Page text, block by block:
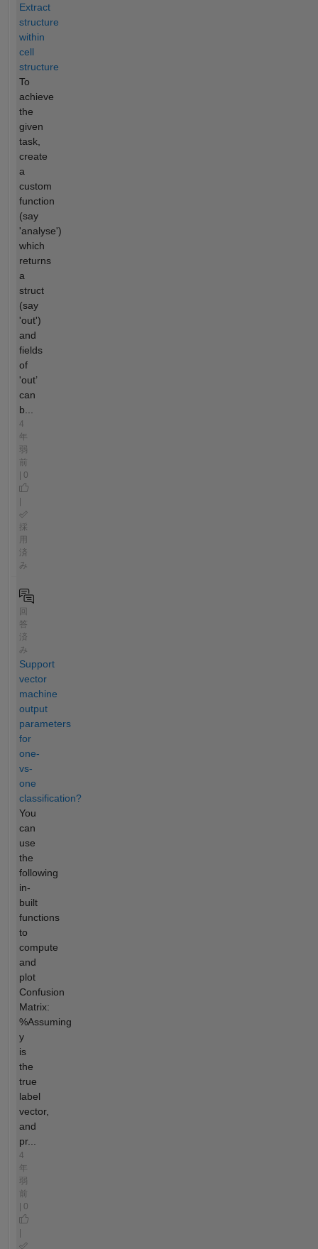
Extract
structure
within
cell
structure
To
achieve
the
given
task,
create
a
custom
function
(say
'analyse')
which
returns
a
struct
(say
'out')
and
fields
of
'out’
can
b...
4
年
弱
前
| 0
|
採
用
済
み
回
答
済
み
Support
vector
machine
output
parameters
for
one-
vs-
one
classification?
You
can
use
the
following
in-
built
functions
to
compute
and
plot
Confusion
Matrix:
%Assuming
y
is
the
true
label
vector,
and
pr...
4
年
弱
前
| 0
|